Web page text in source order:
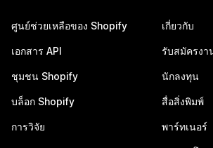
ศูนย์ช่วยเหลือของ Shopify
เอกสาร API
ชุมชน Shopify
บล็อก Shopify
การวิจัย
เกี่ยวกับ
รับสมัครงา
นักลงทุน
สื่อสิ่งพิมพ์
พาร์ทเนอร์